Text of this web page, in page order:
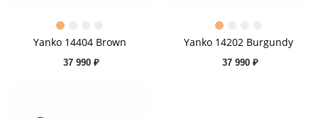
Yanko 14404 Brown
37 990 ₽
Yanko 14202 Burgundy
37 990 ₽